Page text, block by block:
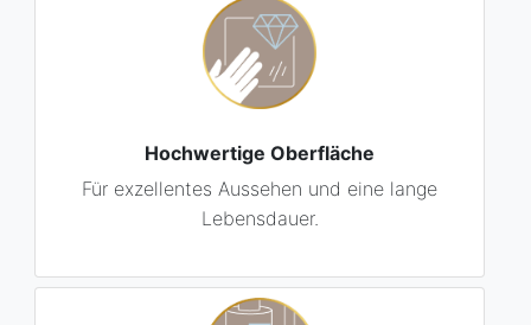
Hochwertige Oberfläche
Für exzellentes Aussehen und eine lange
Lebensdauer.